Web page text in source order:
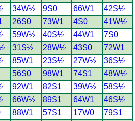
34W½ 9S0 66W1
42S½
26S0 73W1 4S0
41W½
59W½ 40S½ 44W1
7S0
31S½ 28W½ 43S0
72W1
85W1 23S½ 27W½
36S½
56S0 98W1 74S1
48W½
92W1 82S1 39W½
58S½
66W½ 89S1 64W1
46S½
88W1 57S1 17W0
79S1